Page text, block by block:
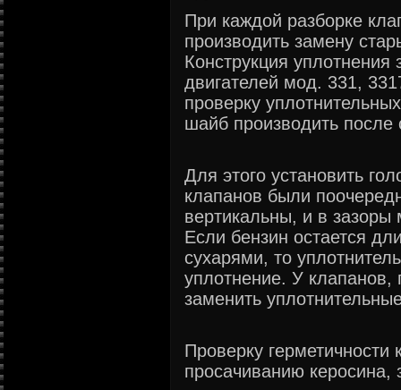
При каждой разборке
производить замену
Конструкция
двигателей мод. 331,
проверку уплотнительных
шайб производить после
Для этого установить
клапанов были
вертикальны, и в
Если бензин остается
сухарями, то
уплотнение. У клапанов,
заменить
Проверку
просачиванию керосина,